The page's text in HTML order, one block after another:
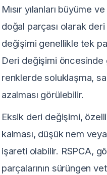
Mısır yılanları büyüme
doğal parçası olarak deri
değişimi genellikle tek
Deri değişimi
renklerde soluklaşma,
azalması görülebilir.
Eksik deri değişimi,
kalması, düşük nem
işareti olabilir. RSPCA,
parçalarının sürüngen